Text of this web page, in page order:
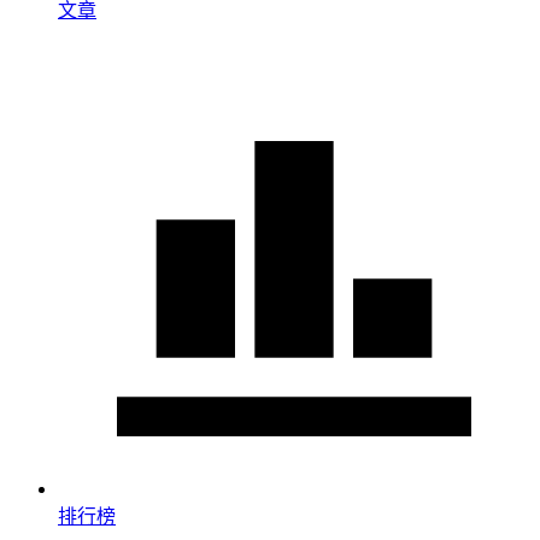
文章
排行榜